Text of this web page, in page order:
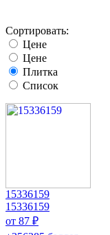
Сортировать:
Цене
Цене
Плитка
Список
15336159
15336159
от 87 ₽